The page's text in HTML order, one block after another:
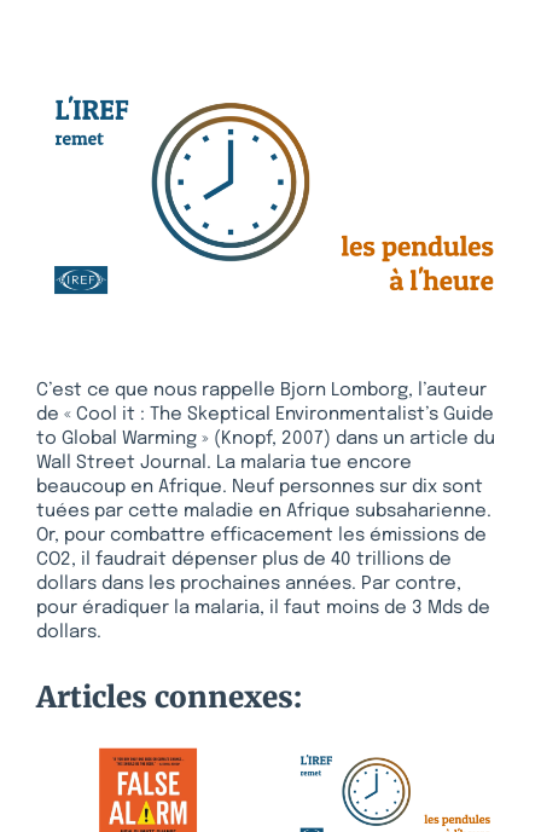
C’est ce que nous rappelle Bjorn Lomborg, l’auteur
de « Cool it : The Skeptical Environmentalist’s Guide
to Global Warming » (Knopf, 2007) dans un article du
Wall Street Journal. La malaria tue encore
beaucoup en Afrique. Neuf personnes sur dix sont
tuées par cette maladie en Afrique subsaharienne.
Or, pour combattre efficacement les émissions de
CO2, il faudrait dépenser plus de 40 trillions de
dollars dans les prochaines années. Par contre,
pour éradiquer la malaria, il faut moins de 3 Mds de
dollars.
Articles connexes: